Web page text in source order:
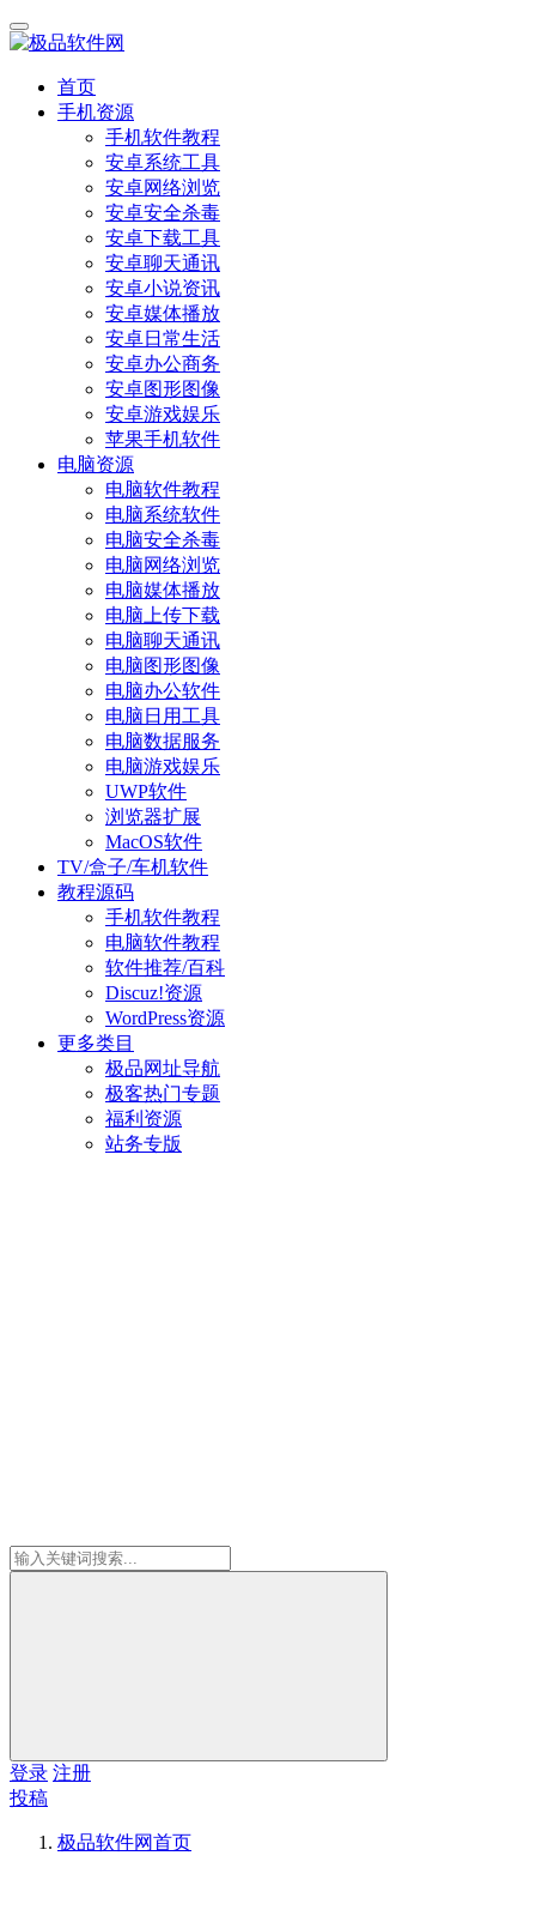
首页
手机资源
手机软件教程
安卓系统工具
安卓网络浏览
安卓安全杀毒
安卓下载工具
安卓聊天通讯
安卓小说资讯
安卓媒体播放
安卓日常生活
安卓办公商务
安卓图形图像
安卓游戏娱乐
苹果手机软件
电脑资源
电脑软件教程
电脑系统软件
电脑安全杀毒
电脑网络浏览
电脑媒体播放
电脑上传下载
电脑聊天通讯
电脑图形图像
电脑办公软件
电脑日用工具
电脑数据服务
电脑游戏娱乐
UWP软件
浏览器扩展
MacOS软件
TV/盒子/车机软件
教程源码
手机软件教程
电脑软件教程
软件推荐/百科
Discuz!资源
WordPress资源
更多类目
极品网址导航
极客热门专题
福利资源
站务专版
登录 注册
投稿
极品软件网首页